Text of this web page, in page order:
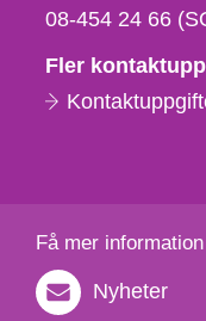
e-
08-454 24 66
Fler
Få mer
Nyheter